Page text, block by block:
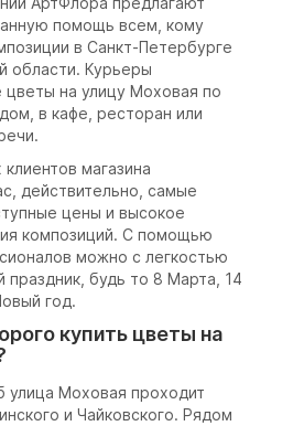
помощь всем, кому
в Санкт-Петербурге
области. Курьеры
на улицу Моховая по
в кафе, ресторан или
магазина
действительно, самые
цены и высокое
композиций. С помощью
можно с легкостью
праздник, будь то 8 Марта, 14
год.
купить цветы на
улица Моховая проходит
и Чайковского. Рядом